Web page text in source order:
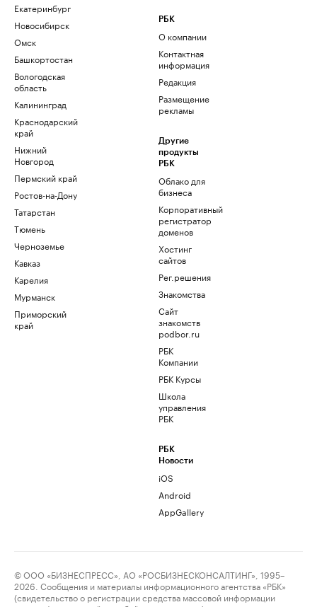
Екатеринбург
Новосибирск
Омск
Башкортостан
Вологодская
область
Калининград
Краснодарский
край
Нижний
Новгород
Пермский край
Ростов-на-Дону
Татарстан
Тюмень
Черноземье
Кавказ
Карелия
Мурманск
Приморский
край
РБК
О компании
Контактная
информация
Редакция
Размещение
рекламы
Другие
продукты
РБК
Облако для
бизнеса
Корпоративный
регистратор
доменов
Хостинг
сайтов
Рег.решения
Знакомства
Сайт
знакомств
podbor.ru
РБК
Компании
РБК Курсы
Школа
управления
РБК
РБК
Новости
iOS
Android
AppGallery
© ООО «БИЗНЕСПРЕСС», АО «РОСБИЗНЕСКОНСАЛТИНГ», 1995–
2026. Сообщения и материалы информационного агентства «РБК»
(свидетельство о регистрации средства массовой информации